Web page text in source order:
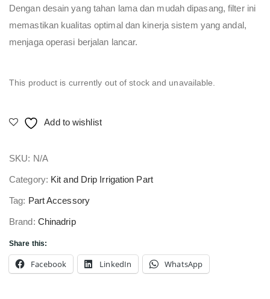
Dengan desain yang tahan lama dan mudah dipasang, filter ini
memastikan kualitas optimal dan kinerja sistem yang andal,
menjaga operasi berjalan lancar.
This product is currently out of stock and unavailable.
Add to wishlist
SKU: N/A
Category: Kit and Drip Irrigation Part
Tag: Part Accessory
Brand: Chinadrip
Share this:
Facebook LinkedIn WhatsApp